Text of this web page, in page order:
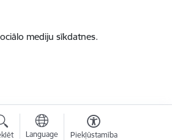
mediju sīkdatnes.
Language Piekļūstamība